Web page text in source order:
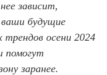
зависит,
ваши будущие
осени 2024
помогут
заранее.